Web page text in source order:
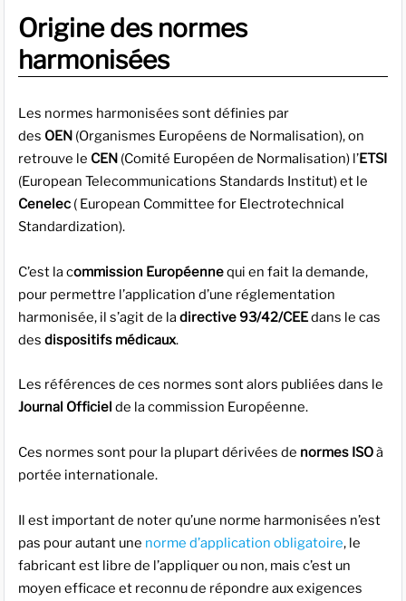
Origine des normes
harmonisées
Les normes harmonisées sont définies par
des OEN(Organismes Européens de Normalisation), on
retrouve le CEN(Comité Européen de Normalisation) l’ETSI
(European Telecommunications Standards Institut) et le
Cenelec ( European Committee for Electrotechnical
Standardization).
C’est la commission Européennequi en fait la demande,
pour permettre l’application d’une réglementation
harmonisée, il s’agit de la directive 93/42/CEEdans le cas
des dispositifs médicaux.
Les références de ces normes sont alors publiées dans le
Journal Officiel de la commission Européenne.
Ces normes sont pour la plupart dérivées de normes ISOà
portée internationale.
Il est important de noter qu’une norme harmonisées n’est
pas pour autant une norme d’application obligatoire, le
fabricant est libre de l’appliquer ou non, mais c’est un
moyen efficace et reconnu de répondre aux exigences